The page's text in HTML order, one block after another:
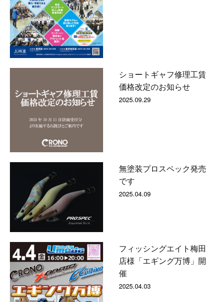
ショートギャフ修理工賃
価格改定のお知らせ
2025.09.29
無塗装プロスペック発売
です
2025.04.09
フィッシングエイト梅田
店様「エギング万博」開
催
2025.04.03